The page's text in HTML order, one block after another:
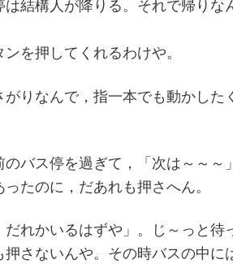
結構人が降りる。それで帰りな
を押してくれるわけや。
りなんで，指一本でも動かした
のバス停を過ぎて，「次は～～～
たのに，だあれも押さへん。
だれかいるはずや」。じ～っと待
押さないんや。その時バスの中に